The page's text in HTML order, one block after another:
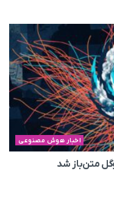
اخبار هوش مصنوعی